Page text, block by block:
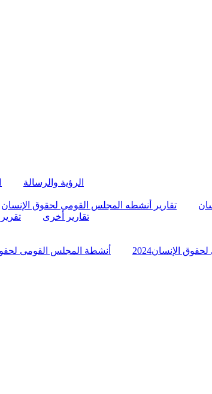
الرؤية والرسالة
تقارير أنشطه المجلس القومى لحقوق الإنسان
تقارير أخرى
الإنسان2024 أنشطة المجلس القومى لحقوق